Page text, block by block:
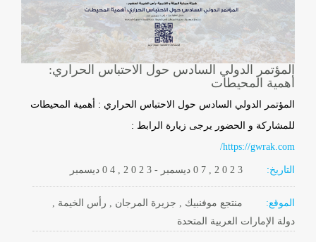
المؤتمر الدولي السادس حول الاحتباس الحراري:
أهمية المحيطات
المؤتمر الدولي السادس حول الاحتباس الحراري : أهمية المحيطات
للمشاركة و الحضور يرجى زيارة الرابط :
https://gwrak.com/
التاريخ: ديسمبر 0 4 , 2 0 2 3- ديسمبر 0 7 , 2 0 2 3
الموقع:
منتجع موفنبيك , جزيرة المرجان , رأس الخيمة ,
دولة الإمارات العربية المتحدة